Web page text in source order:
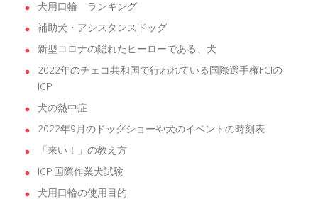
犬用口輪 ランキング
補助犬・アシスタンスドッグ
新型コロナの隠れたヒーローである、犬
2022年のチェコ共和国で行われている国際選手権FCIの
IGP
犬の熱中症
2022年9月のドッグショーや犬のイベントの時刻表
「来い！」の教え方
IGP 国際作業犬試験
犬用口輪の使用目的